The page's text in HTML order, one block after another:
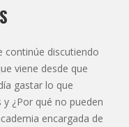
continúe discutiendo
viene desde que
gastar lo que
¿Por qué no pueden
encargada de